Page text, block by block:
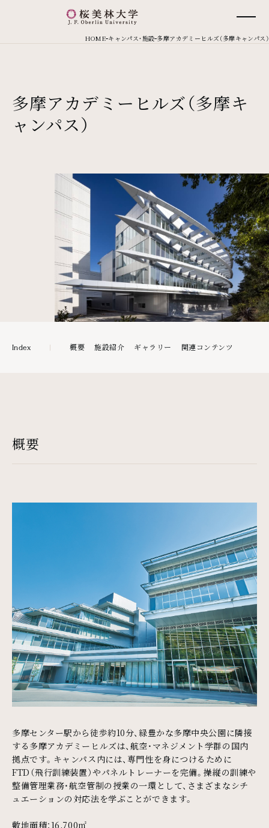
桜美林大学 トップページ
HOME キャンパス・施設 多摩アカデミーヒルズ（多摩キャンパス）
多摩アカデミーヒルズ（多摩キ
ャンパス）
Index 概要 施設紹介 ギャラリー 関連コンテンツ
概要
多摩センター駅から徒歩約10分、緑豊かな多摩中央公園に隣接
する多摩アカデミーヒルズは、航空・マネジメント学群の国内
拠点です。キャンパス内には、専門性を身につけるために
FTD（飛行訓練装置）やパネルトレーナーを完備。操縦の訓練や
整備管理業務・航空管制の授業の一環として、さまざまなシチ
ュエーションの対応法を学ぶことができます。
敷地面積：16,700㎡